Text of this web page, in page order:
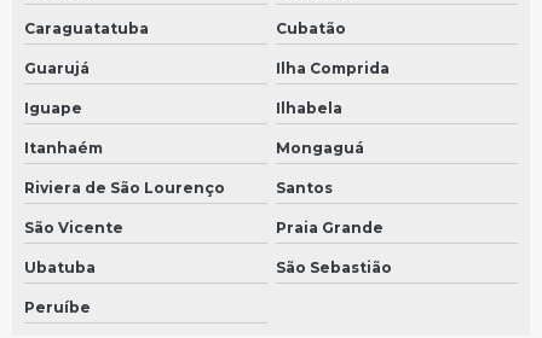
Sensor tacografo para caminhão em São Bernardo do Campo
Sensor tacografo para caminhão em São Paulo
Velocimetro para caminhao
Sensor tacografo de velocidade em São Bernardo do Campo
Sensor tacografo de velocidade em São Paulo
Velocimetro para onibus
Velocimetro redondo
Reparo de painel automotivo em São Paulo
Caraguatatuba Cubatão
Guarujá Ilha Comprida
Iguape Ilhabela
Itanhaém Mongaguá
Riviera de São Lourenço Santos
São Vicente Praia Grande
Ubatuba São Sebastião
Peruíbe